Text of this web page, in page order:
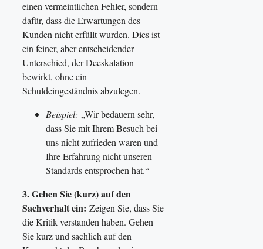
einen vermeintlichen Fehler, sondern
dafür, dass die Erwartungen des
Kunden nicht erfüllt wurden. Dies ist
ein feiner, aber entscheidender
Unterschied, der Deeskalation
bewirkt, ohne ein
Schuldeingeständnis abzulegen.
Beispiel: „Wir bedauern sehr,
dass Sie mit Ihrem Besuch bei
uns nicht zufrieden waren und
Ihre Erfahrung nicht unseren
Standards entsprochen hat.“
3. Gehen Sie (kurz) auf den
Sachverhalt ein: Zeigen Sie, dass Sie
die Kritik verstanden haben. Gehen
Sie kurz und sachlich auf den